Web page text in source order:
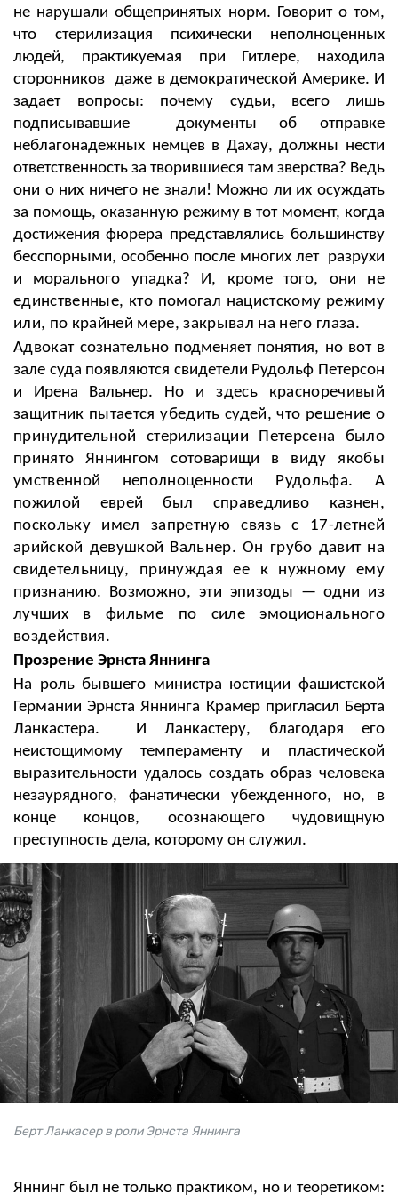
не нарушали общепринятых норм. Говорит о том,
что стерилизация психически неполноценных
людей, практикуемая при Гитлере, находила
сторонников даже в демократической Америке. И
задает вопросы: почему судьи, всего лишь
подписывавшие документы об отправке
неблагонадежных немцев в Дахау, должны нести
ответственность за творившиеся там зверства? Ведь
они о них ничего не знали! Можно ли их осуждать
за помощь, оказанную режиму в тот момент, когда
достижения фюрера представлялись большинству
бесспорными, особенно после многих лет разрухи
и морального упадка? И, кроме того, они не
единственные, кто помогал нацистскому режиму
или, по крайней мере, закрывал на него глаза.
Адвокат сознательно подменяет понятия, но вот в
зале суда появляются свидетели Рудольф Петерсон
и Ирена Вальнер. Но и здесь красноречивый
защитник пытается убедить судей, что решение о
принудительной стерилизации Петерсена было
принято Яннингом сотоварищи в виду якобы
умственной неполноценности Рудольфа. А
пожилой еврей был справедливо казнен,
поскольку имел запретную связь с 17-летней
арийской девушкой Вальнер. Он грубо давит на
свидетельницу, принуждая ее к нужному ему
признанию. Возможно, эти эпизоды —одни из
лучших в фильме по силе эмоционального
воздействия.
Прозрение Эрнста Яннинга
На роль бывшего министра юстиции фашистской
Германии Эрнста Яннинга Крамер пригласил Берта
Ланкастера. И Ланкастеру, благодаря его
неистощимому темпераменту и пластической
выразительности удалось создать образ человека
незаурядного, фанатически убежденного, но, в
конце концов, осознающего чудовищную
преступность дела, которому он служил.
Берт Ланкасер в роли Эрнста Яннинга
Яннинг был не только практиком, но и теоретиком: